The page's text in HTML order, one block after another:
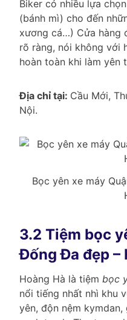
Biker có nhiều lựa
(bánh mì) cho đến
xương cá…) Cửa hàng
rõ ràng, nói không với
hoàn toàn khi làm yên
Địa chỉ tại: Cầu Mới,
Nội.
Bọc yên xe máy
3.2 Tiệm bọc
Đống Đa đẹp –
Hoàng Hà là tiệm bọc
nổi tiếng nhất nhì khu
yên, độn nệm